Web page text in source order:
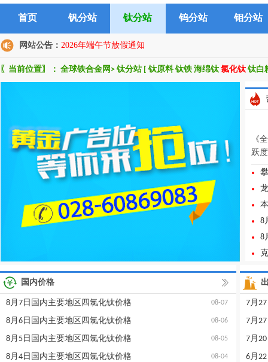
首页 钒分站 钛分站 钨分站 钼分站
网站公告： 2026年端午节放假通知
〖当前位置〗： 全球铁合金网 > 钛分站[ 钛原料钛铁海绵钛氯化钛钛白
《
跃
8
8
>
国内价格
08-07
8月7日国内主要地区四氯化钛价格
08-06
8月6日国内主要地区四氯化钛价格
08-05
8月5日国内主要地区四氯化钛价格
08-04
8月4日国内主要地区四氯化钛价格
7月
7月
7月
6月